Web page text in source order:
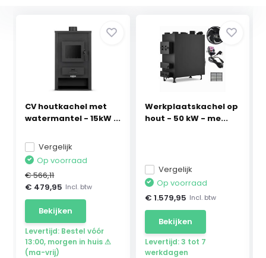
CV houtkachel met
watermantel - 15kW ...
Vergelijk
Op voorraad
€ 566,11
€ 479,95 Incl. btw
Bekijken
Levertijd: Bestel vóór
13:00, morgen in huis ⚠
(ma-vrij)
Werkplaatskachel op
hout - 50 kW - me...
Vergelijk
Op voorraad
€ 1.579,95 Incl. btw
Bekijken
Levertijd: 3 tot 7
werkdagen